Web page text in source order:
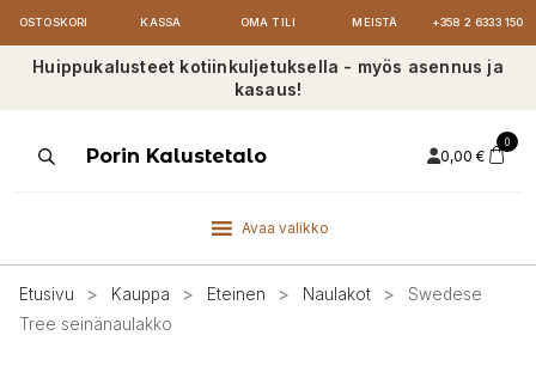
OSTOSKORI KASSA OMA TILI MEISTÄ +358 2 6333 150
Huippukalusteet kotiinkuljetuksella - myös asennus ja
kasaus!
ProductsPorin Kalustetalo 0,00 €
0
Avaa valikko
Etusivu > Kauppa > Eteinen > Naulakot >
Swedese
Tree seinänaulakko